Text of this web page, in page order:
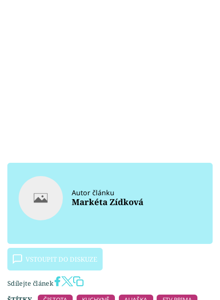
Autor článku
Markéta Zídková
VSTOUPIT DO DISKUZE
Sdílejte článek